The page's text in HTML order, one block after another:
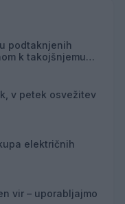
podtaknjenih
k takojšnjemu
v petek osvežitev
električnih
vir – uporabljajmo